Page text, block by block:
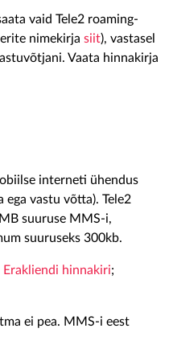
vaid Tele2 roaming-
nimekirja siit), vastasel
Vaata hinnakirja
interneti ühendus
vastu võtta). Tele2
suuruse MMS-i,
suuruseks 300kb.
Erakliendi hinnakiri;
ei pea. MMS-i eest